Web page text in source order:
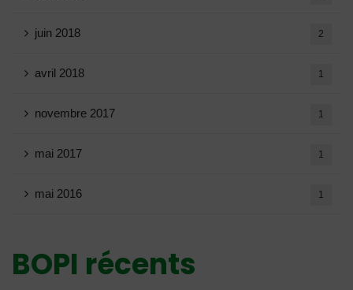
juin 2018 2
avril 2018 1
novembre 2017 1
mai 2017 1
mai 2016 1
BOPI récents